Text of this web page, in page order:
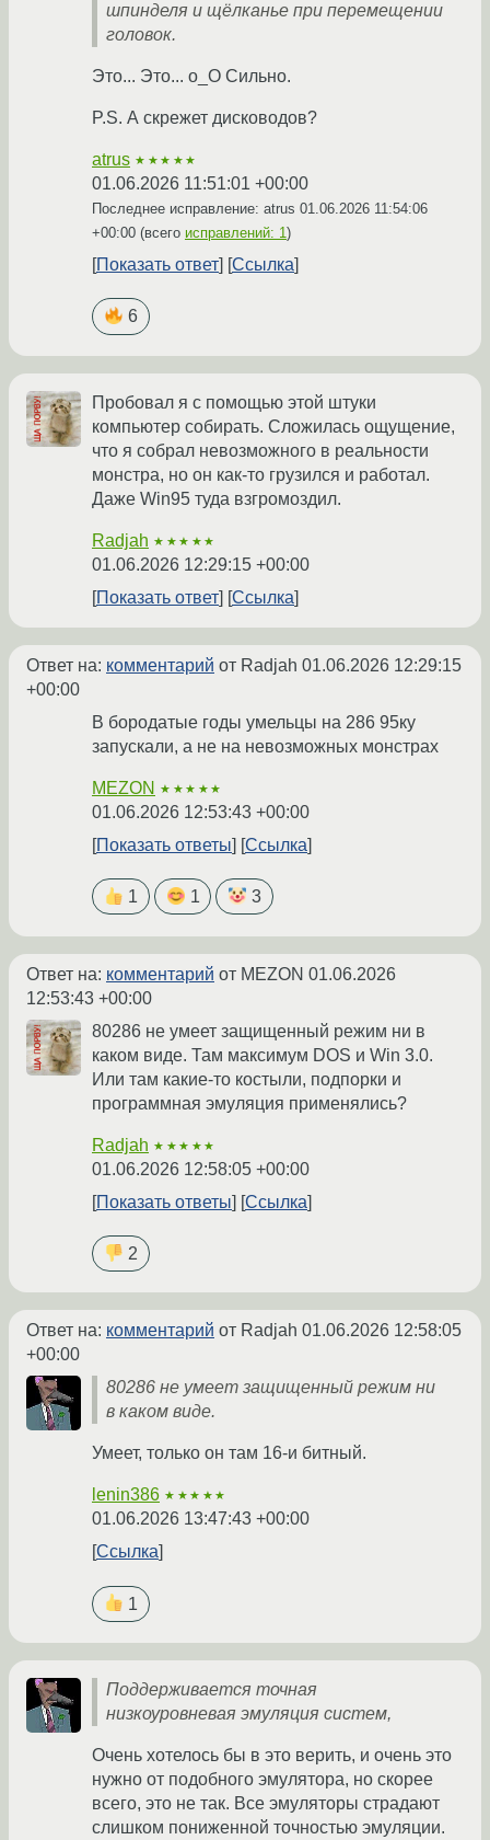
шпинделя и щёлканье при перемещении
головок.
Это... Это... o_O Сильно.
P.S. А скрежет дисководов?
atrus ★★★★★
01.06.2026 11:51:01 +00:00
Последнее исправление: atrus 01.06.2026 11:54:06
+00:00 (всего исправлений: 1)
Показать ответ Ссылка
6
Пробовал я с помощью этой штуки
компьютер собирать. Сложилась ощущение,
что я собрал невозможного в реальности
монстра, но он как-то грузился и работал.
Даже Win95 туда взгромоздил.
Radjah ★★★★★
01.06.2026 12:29:15 +00:00
Показать ответ
Ссылка
Ответ на: комментарий от Radjah 01.06.2026 12:29:15
+00:00
В бородатые годы умельцы на 286 95ку
запускали, а не на невозможных монстрах
MEZON ★★★★★
01.06.2026 12:53:43 +00:00
Показать ответы
Ссылка
1 1 3
Ответ на: комментарий от MEZON 01.06.2026
12:53:43 +00:00
80286 не умеет защищенный режим ни в
каком виде. Там максимум DOS и Win 3.0.
Или там какие-то костыли, подпорки и
программная эмуляция применялись?
Radjah ★★★★★
01.06.2026 12:58:05 +00:00
Показать ответы
Ссылка
2
Ответ на: комментарий от Radjah 01.06.2026 12:58:05
+00:00
80286 не умеет защищенный режим ни
в каком виде.
Умеет, только он там 16-и битный.
lenin386 ★★★★★
01.06.2026 13:47:43 +00:00
Ссылка
1
Поддерживается точная
низкоуровневая эмуляция систем,
Очень хотелось бы в это верить, и очень это
нужно от подобного эмулятора, но скорее
всего, это не так. Все эмуляторы страдают
слишком пониженной точностью эмуляции.